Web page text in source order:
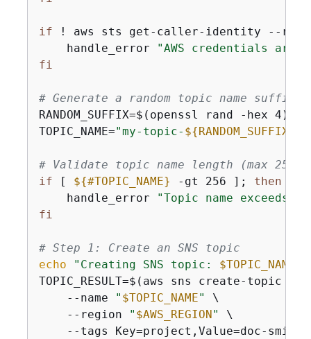
if ! aws sts get-caller-identity --
    handle_error
"AWS credentials
fi
# Generate a random topic name suffix
RANDOM_SUFFIX=$(openssl rand -hex 4)
TOPIC_NAME="my-topic- ${RANDOM_SUFFIX}
# Validate topic name length (max 256
if [ ${#TOPIC_NAME} -gt 256 ]; then
    handle_error
"Topic name exceeds
fi
# Step 1: Create an SNS topic
echo
"Creating SNS topic: $TOPIC_NAME
TOPIC_RESULT=$(aws sns create-topic \
    --name
" $TOPIC_NAME"
\
    --region
" $AWS_REGION"
\
--tags Key=project,Value=doc-